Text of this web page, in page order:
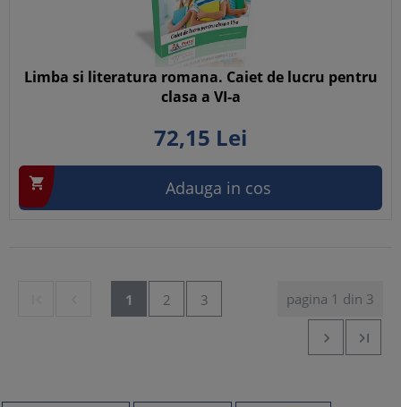
Limba si literatura romana. Caiet de lucru pentru
clasa a VI-a
72,15 Lei
 Adauga in cos
1 2 3 pagina 1 din 3

